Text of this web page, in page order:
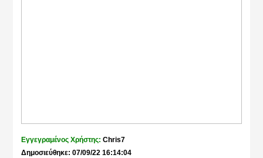
Εγγεγραμένος Χρήστης:Chris7
Δημοσιεύθηκε: 07/09/22 16:14:04